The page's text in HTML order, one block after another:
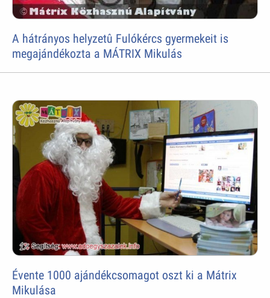
A hátrányos helyzetû Fulókércs gyermekeit is
megajándékozta a MÁTRIX Mikulás
Évente 1000 ajándékcsomagot oszt ki a Mátrix
Mikulása